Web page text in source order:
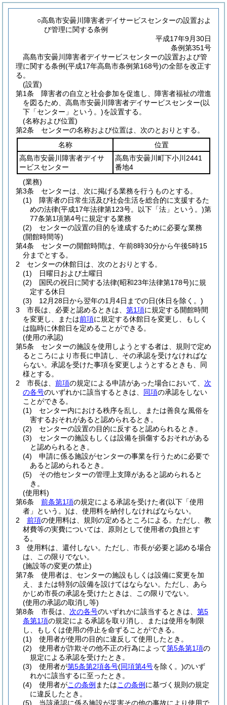
○高島市安曇川障害者デイサービスセンターの設置およ
び管理に関する条例
平成17年9月30日
条例第351号
高島市安曇川障害者デイサービスセンターの設置および管
理に関する条例(平成17年高島市条例第168号)の全部を改正す
る。
(設置)
第1条
障害者の自立と社会参加を促進し、障害者福祉の増進
を図るため、高島市安曇川障害者デイサービスセンター(以
下「センター」という。)を設置する。
(名称および位置)
第2条
センターの名称および位置は、次のとおりとする。
名称
位置
高島市安曇川障害者デイサ
ービスセンター
高島市安曇川町下小川2441
番地4
(業務)
第3条
センターは、次に掲げる業務を行うものとする。
(1)
障害者の日常生活及び社会生活を総合的に支援するた
めの法律(平成17年法律第123号。以下「法」という。)第
77条第1項第4号に規定する業務
(2)
センターの設置の目的を達成するために必要な業務
(開館時間等)
第4条
センターの開館時間は、午前8時30分から午後5時15
分までとする。
2
センターの休館日は、次のとおりとする。
(1)
日曜日および土曜日
(2)
国民の祝日に関する法律(昭和23年法律第178号)に規
定する休日
(3)
12月28日から翌年の1月4日までの日(休日を除く。)
3
市長は、必要と認めるときは、 第1項に規定する開館時間
を変更し、または前項に規定する休館日を変更し、もしく
は臨時に休館日を定めることができる。
(使用の承認)
第5条
センターの施設を使用しようとする者は、規則で定め
るところにより市長に申請し、その承認を受けなければな
らない。 承認を受けた事項を変更しようとするときも、同
様とする。
2
市長は、 前項の規定による申請があった場合において、 次
の各号のいずれかに該当するときは、 同項の承認をしない
ことができる。
(1)
センター内における秩序を乱し、または善良な風俗を
害するおそれがあると認められるとき。
(2)
センターの設置の目的に反すると認められるとき。
(3)
センターの施設もしくは設備を損傷するおそれがある
と認められるとき。
(4)
申請に係る施設がセンターの事業を行うために必要で
あると認められるとき。
(5)
その他センターの管理上支障があると認められると
き。
(使用料)
第6条
前条第1項の規定による承認を受けた者(以下「使用
者」という。)は、使用料を納付しなければならない。
2
前項の使用料は、規則の定めるところによる。 ただし、教
材費等の実費については、原則として使用者の負担とす
る。
3
使用料は、還付しない。 ただし、市長が必要と認める場合
は、この限りでない。
(施設等の変更の禁止)
第7条
使用者は、センターの施設もしくは設備に変更を加
え、または特別の設備を設けてはならない。 ただし、あら
かじめ市長の承認を受けたときは、この限りでない。
(使用の承認の取消し等)
第8条
市長は、 次の各号のいずれかに該当するときは、 第5
条第1項の規定による承認を取り消し、または使用を制限
し、もしくは使用の停止を命ずることができる。
(1)
使用者が使用の目的に違反して使用したとき。
(2)
使用者が詐欺その他不正の行為によって第5条第1項の
規定による承認を受けたとき。
(3)
使用者が第5条第2項各号(同項第4号を除く。)のいず
れかに該当するに至ったとき。
(4)
使用者がこの条例 またはこの条例 に基づく規則の規定
に違反したとき。
(5)
当該承認に係る施設が災害その他の事故により使用で